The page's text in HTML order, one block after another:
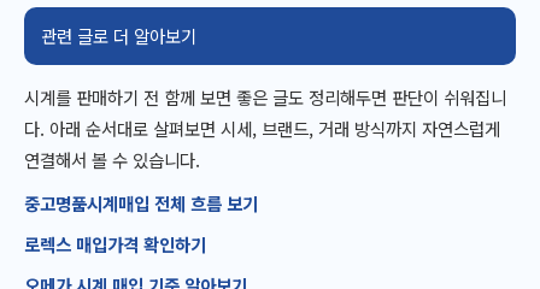
관련 글로 더 알아보기
시계를 판매하기 전 함께 보면 좋은 글도 정리해두면 판단이 쉬워집니
다. 아래 순서대로 살펴보면 시세, 브랜드, 거래 방식까지 자연스럽게
연결해서 볼 수 있습니다.
중고명품시계매입 전체 흐름 보기
로렉스 매입가격 확인하기